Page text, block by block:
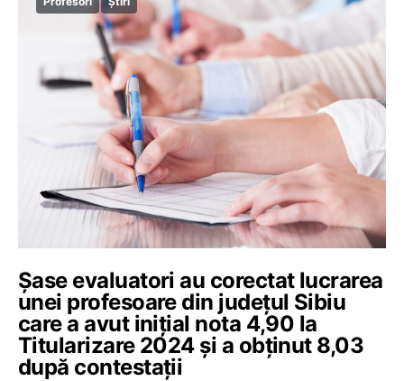
Șase evaluatori au corectat lucrarea
unei profesoare din județul Sibiu
care a avut inițial nota 4,90 la
Titularizare 2024 și a obținut 8,03
după contestații